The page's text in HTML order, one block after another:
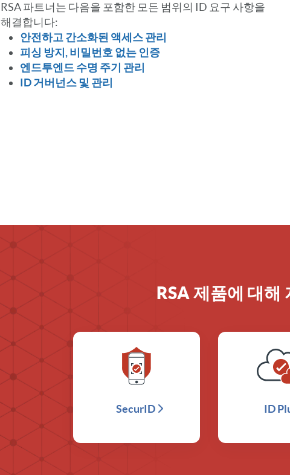
RSA 파트너는 다음을 포함한 모든 범위의 ID 요구 사항을
해결합니다:
안전하고 간소화된 액세스 관리
피싱 방지, 비밀번호 없는 인증
엔드투엔드 수명 주기 관리
ID 거버넌스 및 관리
RSA 제품에 대해
SecurID ID